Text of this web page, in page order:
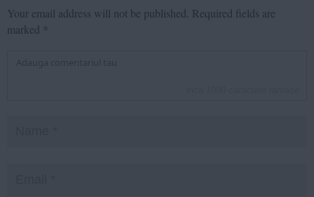
Your email address will not be published. Required fields are
marked *